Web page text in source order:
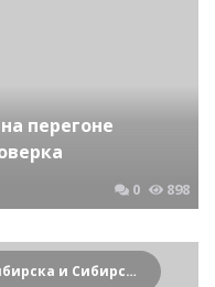
перегоне
0 898
Криминальные новости Новосибирска и Сибирского региона